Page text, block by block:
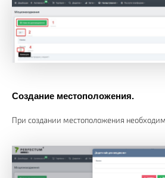
Создание местоположения.
При создании местоположения